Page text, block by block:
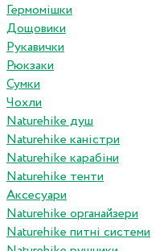
Гермомішки
Дощовики
Рукавички
Рюкзаки
Сумки
Чохли
Naturehike душ
Naturehike каністри
Naturehike карабіни
Naturehike тенти
Аксесуари
Naturehike органайзери
Naturehike питні системи